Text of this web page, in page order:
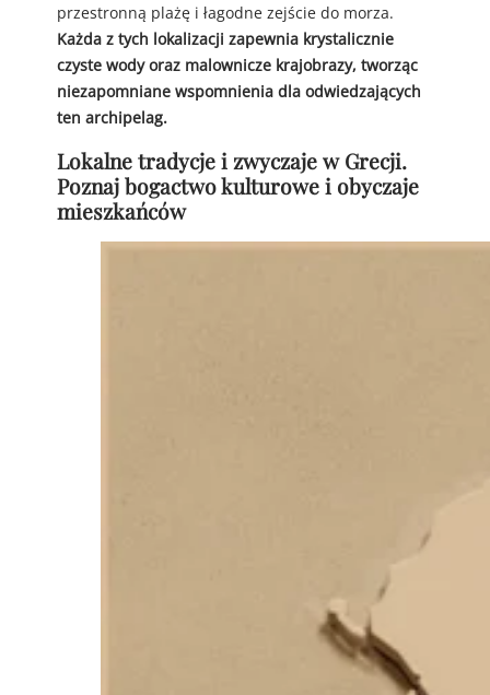
przestronną plażę i łagodne zejście do morza.
Każda z tych lokalizacji zapewnia krystalicznie
czyste wody oraz malownicze krajobrazy, tworząc
niezapomniane wspomnienia dla odwiedzających
ten archipelag.
Lokalne tradycje i zwyczaje w Grecji.
Poznaj bogactwo kulturowe i obyczaje
mieszkańców